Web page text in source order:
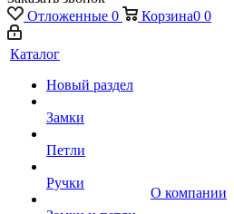
Отложенные 0 Корзина0 0
Каталог
Новый раздел
Замки
Петли
Ручки
О компании